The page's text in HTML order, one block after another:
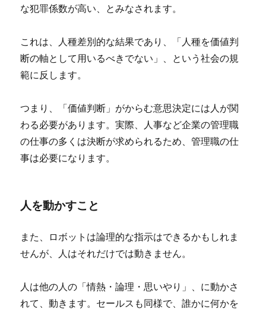
な犯罪係数が高い、とみなされます。
これは、人種差別的な結果であり、「人種を価値判
断の軸として用いるべきでない」、という社会の規
範に反します。
つまり、「価値判断」がからむ意思決定には人が関
わる必要があります。実際、人事など企業の管理職
の仕事の多くは決断が求められるため、管理職の仕
事は必要になります。
人を動かすこと
また、ロボットは論理的な指示はできるかもしれま
せんが、人はそれだけでは動きません。
人は他の人の「情熱・論理・思いやり」、に動かさ
れて、動きます。セールスも同様で、誰かに何かを